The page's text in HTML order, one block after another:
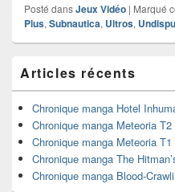
Posté dansJeux Vidéo | Marqué
Plus, Subnautica, Ultros,
principale
de
widget
pour
barre
latérale
Articles récents
Chronique manga Hotel
Chronique manga Meteoria T2
Chronique manga Meteoria T1
Chronique manga The
Chronique manga Blood-